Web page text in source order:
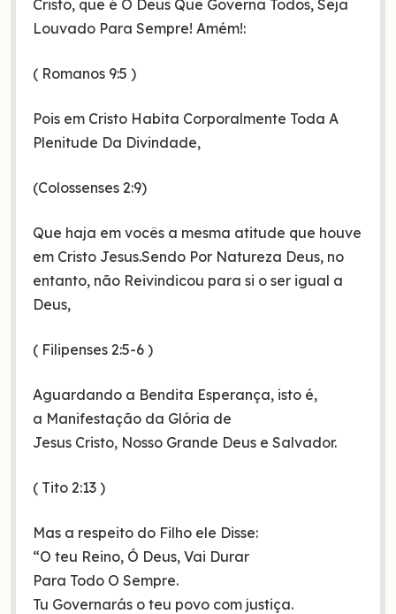
Cristo, que é O Deus Que Governa Todos, Seja
Louvado Para Sempre! Amém!:
( Romanos 9:5 )
Pois em Cristo Habita Corporalmente Toda A
Plenitude Da Divindade,
(Colossenses 2:9)
Que haja em vocês a mesma atitude que houve
em Cristo Jesus.Sendo Por Natureza Deus, no
entanto, não Reivindicou para si o ser igual a
Deus,
( Filipenses 2:5-6 )
Aguardando a Bendita Esperança, isto é,
a Manifestação da Glória de
Jesus Cristo, Nosso Grande Deus e Salvador.
( Tito 2:13 )
Mas a respeito do Filho ele Disse:
“O teu Reino, Ó Deus, Vai Durar
Para Todo O Sempre.
Tu Governarás o teu povo com justiça.